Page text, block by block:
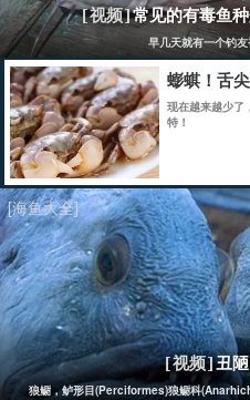
[视频]常见的有毒鱼
早几天就有一个钓
蟛蜞！舌
现在越来越少了
特！
[海鱼大全]
[视频]丑
狼鳚，鲈形目(Perciformes)狼鳚科